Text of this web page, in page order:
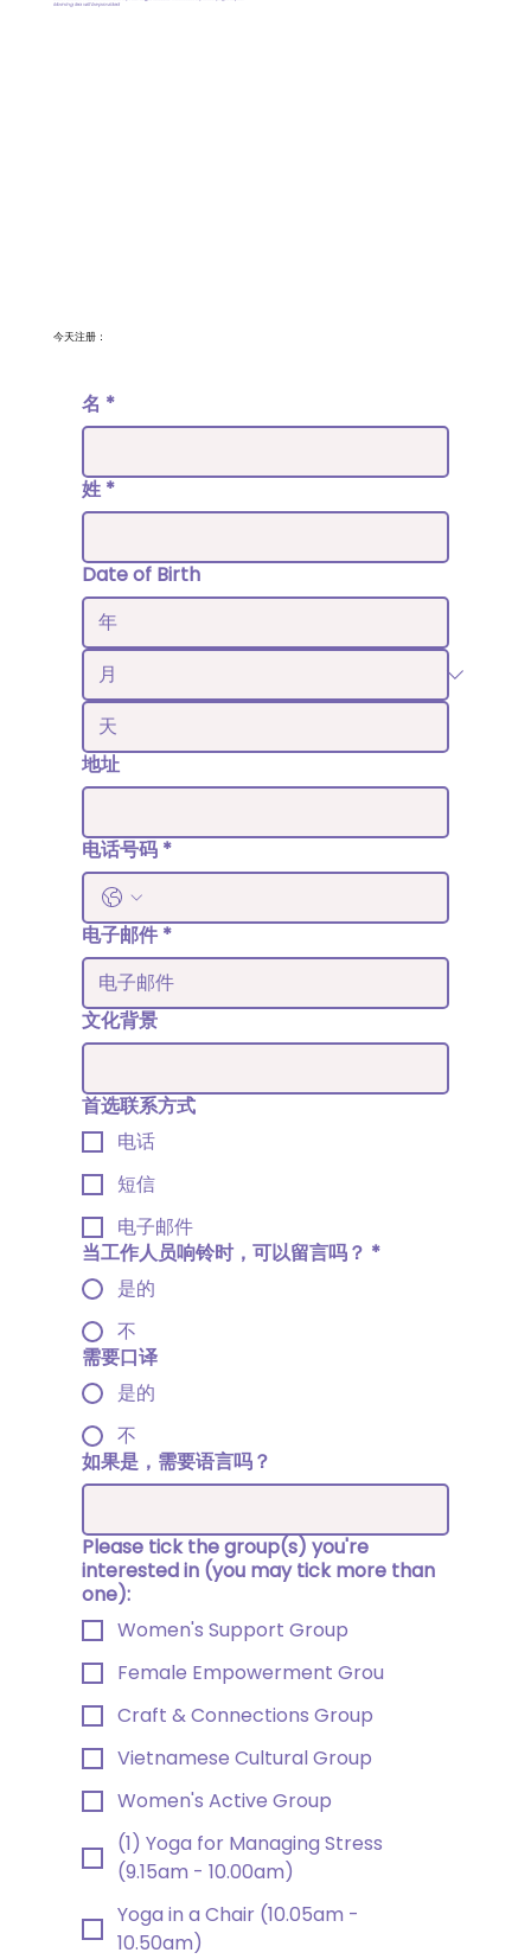
Morning tea will be provided
名 *
姓 *
Date of Birth
地址
电话号码 *
电子邮件 *
文化背景
首选联系方式
电话
短信
电子邮件
当工作人员响铃时，可以留言吗？ *
是的
不
需要口译
是的
不
如果是，需要语言吗？
Please tick the group(s) you're
interested in (you may tick more than
one):
Women's Support Group
Female Empowerment Grou
Craft & Connections Group
Vietnamese Cultural Group
Women's Active Group
(1) Yoga for Managing Stress
(9.15am - 10.00am)
Yoga in a Chair (10.05am -
10.50am)
今天注册：